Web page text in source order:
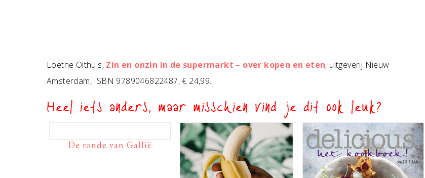
Loethe Olthuis, Zin en onzin in de supermarkt – over kopen en eten, uitgeverij Nieuw
Amsterdam, ISBN 9789046822487, € 24,99.
Heel iets anders, maar misschien vind je dit ook leuk?
De ronde van Gallië